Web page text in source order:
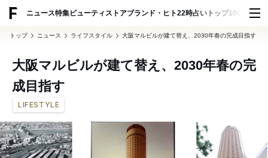
ニュース特集ビューティ ストアブランド・ヒト22時占い トップ100 スナッ
トップ ニュース ライフスタイル 大阪マルビルが建て替え、2030年春の完成目指す
大阪マルビルが建て替え、2030年春の完
成目指す
LIFESTYLE